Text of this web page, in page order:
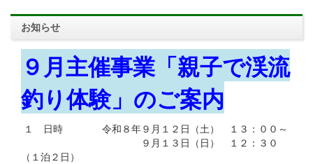
お知らせ
９月主催事業「親子で渓流
釣り体験」のご案内
１ 日時 令和８年９月１２日（土） １３：００～
９月１３日（日） １２：３０
（１泊２日）